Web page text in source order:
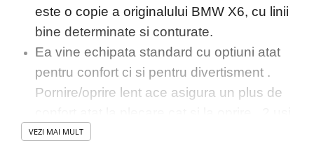
este o copie a originalului BMW X6, cu linii
bine determinate si conturate.
Ea vine echipata standard cu optiuni atat
pentru confort ci si pentru divertisment .
Pornire/oprire lent ace asigura un plus de
care se deschid si fac accesul mult mai
VEZI MAI MULT